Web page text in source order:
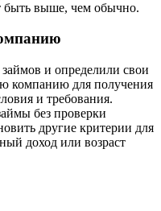
быть выше, чем обычно.
и определили свои
компанию для получения
и требования.
без проверки
другие критерии для
доход или возраст